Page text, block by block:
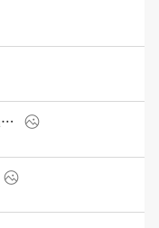
람보르기니 Revuelto Miura 60 Homage (2026)